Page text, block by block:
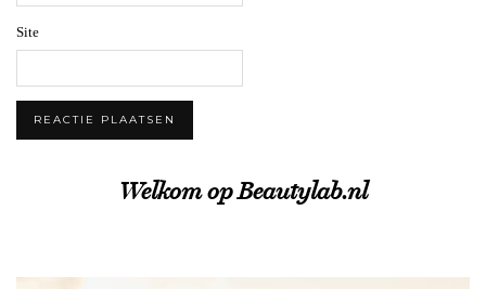
Site
Welkom op Beautylab.nl